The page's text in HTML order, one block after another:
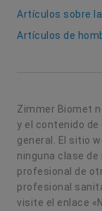
Artículos sobre
Artículos de
Zimmer Biomet
y el contenido
general. El sitio
ninguna clase
profesional de
profesional
visite el enlace